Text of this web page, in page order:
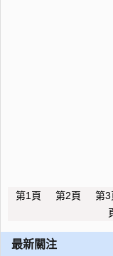
第1頁 第2頁 第3
最新關注